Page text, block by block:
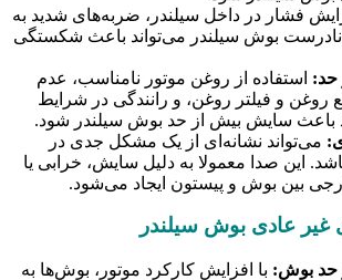
فشار در داخل سیلندر، ضربه‌های شدید به
بوش سیلندر می‌تواند باعث شکستگی
حد: استفاده از روغن موتور نامناسب، عدم
روغن و فیلتر روغن، و رانندگی در شرایط
باعث سایش بیش از حد بوش سیلندر شود.
می‌تواند نشانه‌ای از یک مشکل جدی در
این صدا معمولا به دلیل سایش، خرابی یا
بین بوش و پیستون ایجاد می‌شود.
غیر عادی بوش سیلندر
حد بوش: با افزایش کارکرد موتور، بوش‌ها به